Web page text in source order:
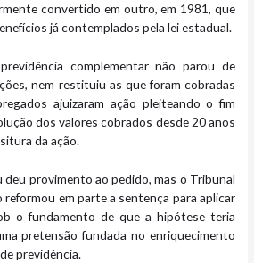
convertido em outro, em 1981, que
já contemplados pela lei estadual.
complementar não parou de
nem restituiu as que foram cobradas
ajuizaram ação pleiteando o fim
dos valores cobrados desde 20 anos
da ação.
deu provimento ao pedido, mas o Tribunal
reformou em parte a sentença para aplicar
o fundamento de que a hipótese teria
pretensão fundada no enriquecimento
previdência.